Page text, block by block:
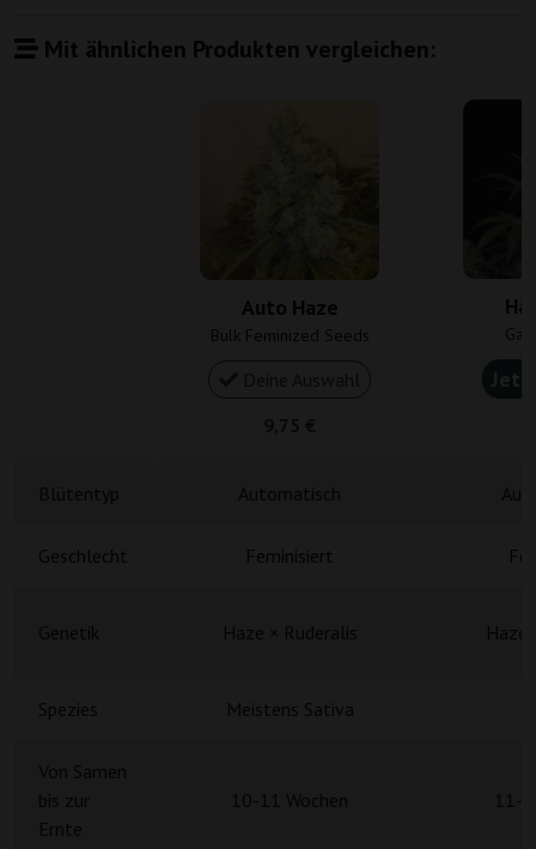
Mit ähnlichen Produkten vergleichen:
Auto Haze
Bulk Feminized Seeds
Geschlecht Feminisiert
Spezies Meistens Sativa